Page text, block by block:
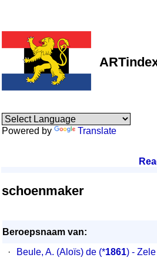
Powered by Translate
schoenmaker
Beroepsnaam van:
·
Beule, A. (Aloïs) de (*1861) - Zele